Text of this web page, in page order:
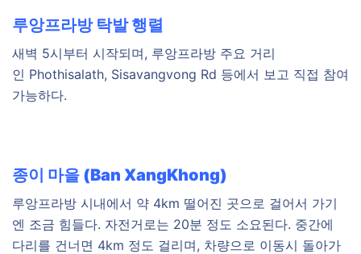
루앙프라방 탁발 행렬
새벽 5시부터 시작되며, 루앙프라방 주요 거리
인 Phothisalath, Sisavangvong Rd 등에서 보고 직접 참여
가능하다.
종이 마을 (Ban XangKhong)
루앙프라방 시내에서 약 4km 떨어진 곳으로 걸어서 가기
엔 조금 힘들다. 자전거로는 20분 정도 소요된다. 중간에
다리를 건너면 4km 정도 걸리며, 차량으로 이동시 돌아가